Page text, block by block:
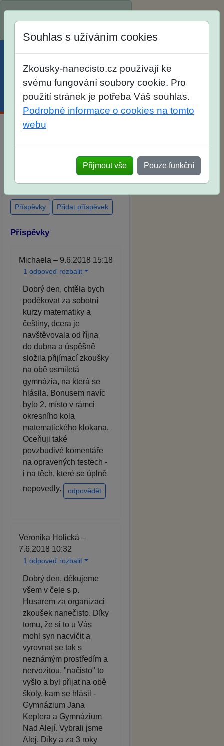
Menu Účet Košík
po skutečných přijímacích
zkouškách
Souhlas s užíváním cookies
Zkousky-nanecisto.cz používají ke
svému fungování soubory cookie. Pro
použití stránek je potřeba Váš souhlas.
Podrobné informace o cookies na tomto
webu
Přijmout vše Pouze funkční
Příspěvky Přidat příspěvek
Příspěvky
Michaela – 9.6.2018 15:18
1 odpoveď rozbalit
Dobrý den, chtěla bych
poděkovat za sobotní
kurzy matematiky a
češtiny, dcera je
navštěvovala od října
do dubna a úspěšně
složila přijímací zkoušky
na obě osmiletá
gymnázia, na která se
hlásila. Bonusem navíc
bylo 2. místo v rámci
okresního kola
matematického klokana.
Oceňuji také
povzbudivé komentáře
na opravených testech -
i na těch, které se úplně
nepovedly.
odpovědět
Veronika Holická –
7.6.2018 10:32
1 odpoveď rozbalit
Dobrý den, děkujeme
všem v čele s p.
Husarem za organizaci
zkoušek nanečisto. Díky
tomu, že si to u Vás
mohl syn nacvičit a
vyrovnat se tak s
neznámým prostředím a
nervozitou, "načisto" to
vyšlo a byl přijat na obě
školy, kam se hlásil -
Gymnázium Jana
Keplera a Gymnázium
Nad Alejí. Vybrali jsme
Alej. Díky a za 3 roky